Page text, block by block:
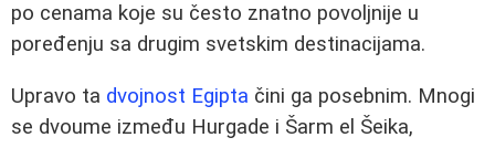
po cenama koje su često znatno povoljnije u
poređenju sa drugim svetskim destinacijama.
Upravo ta dvojnost Egipta čini ga posebnim. Mnogi
se dvoume između Hurgade i Šarm el Šeika,